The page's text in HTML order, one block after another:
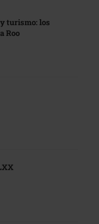
turismo: los
Roo